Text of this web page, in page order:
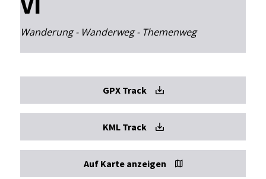
Wanderung - Wanderweg - Themenweg
GPX Track
KML Track
Auf Karte anzeigen